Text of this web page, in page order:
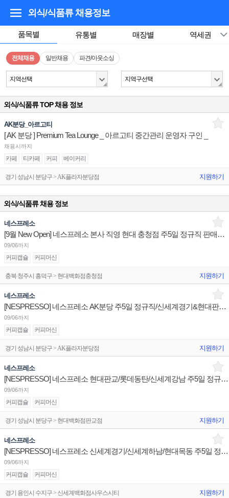
외식/식품류채용정보
품목별 유통별 매장별 역세권
전체채용 일반채용 파견/아웃소싱
지역선택 지역구선택
외식/식품류 TOP 채용 정보
AK분당_아르고티
[ AK 분당 ] Premium Tea Lounge _ 아르고티 중간관리 운영자 구인 _
채용시까지
카페 티카페 커피 베이커리
경기 성남시 분당구 > AK플라자분당점 지원하기
외식/식품류 채용 정보
네스프레소
[9월 New Open] 네스프레소 본사 직영 현대 충청점 주5일 정규직 판매사원 채용
09/06까지
커피캡슐 커피머신
충북 청주시 흥덕구 > 현대백화점충청점 지원하기
네스프레소
[NESPRESSO] 네스프레소 AK분당 주5일 정규직/신세계경기&현대판교 주3일 계약직 판매사원 채용
09/06까지
커피캡슐 커피머신
경기 성남시 분당구 > AK플라자분당점 지원하기
네스프레소
[NESPRESSO] 네스프레소 현대판교/롯데동탄/신세계강남 주5일 정규직 판매사원 채용
09/06까지
커피캡슐 커피머신
경기 성남시 분당구 > 현대백화점판교점 지원하기
네스프레소
[NESPRESSO] 네스프레소 신세계경기/신세계하남/현대목동 주5일 정규직 판매사원 채용
09/06까지
커피캡슐 커피머신
경기 용인시 수지구 > 신세계백화점사우스시티 지원하기